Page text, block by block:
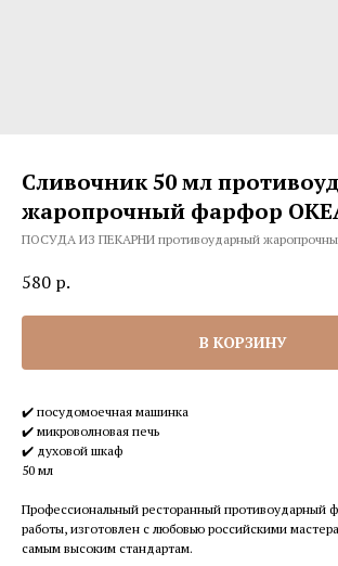
Сливочник 50 мл
жаропрочный фарфор
ПОСУДА ИЗ ПЕКАРНИ противоударный
580 р.
В КОРЗИНУ
✔️ посудомоечная машинка
✔️ микроволновая печь
✔️ духовой шкаф
50 мл
Профессиональный ресторанный противоударный
работы, изготовлен с любовью российскими
самым высоким стандартам.